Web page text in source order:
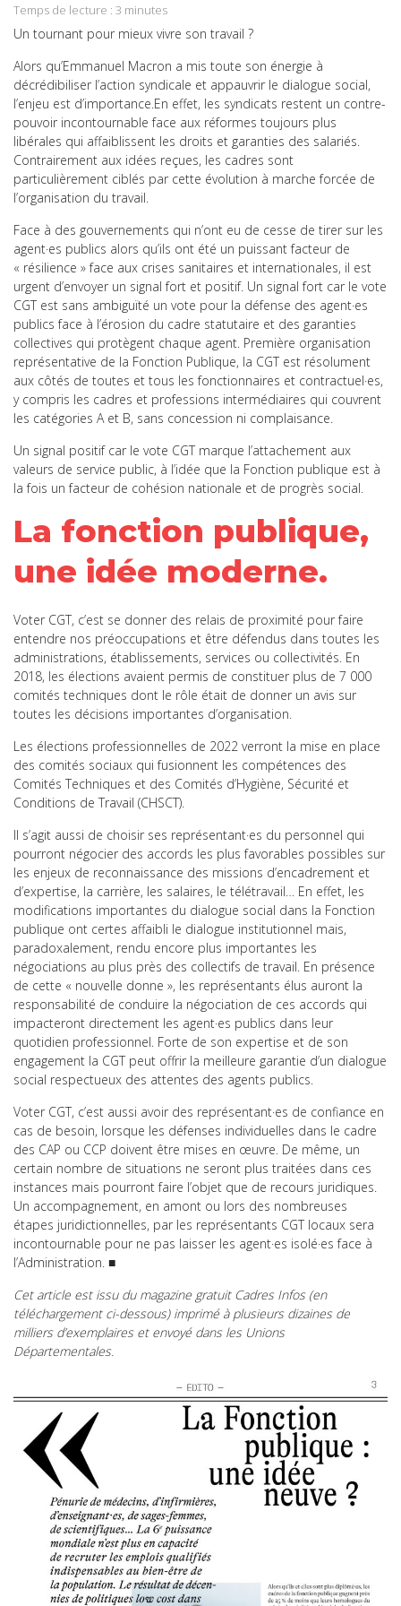
Email
Temps de lecture : 3 minutes
Un tournant pour mieux vivre son travail ?
Alors qu’Emmanuel Macron a mis toute son énergie à
décrédibiliser l’action syndicale et appauvrir le dialogue social,
l’enjeu est d’importance.En effet, les syndicats restent un contre-
pouvoir incontournable face aux réformes toujours plus
libérales qui affaiblissent les droits et garanties des salariés.
Contrairement aux idées reçues, les cadres sont
particulièrement ciblés par cette évolution à marche forcée de
l’organisation du travail.
Face à des gouvernements qui n’ont eu de cesse de tirer sur les
agent·es publics alors qu’ils ont été un puissant facteur de
« résilience » face aux crises sanitaires et internationales, il est
urgent d’envoyer un signal fort et positif. Un signal fort car le vote
CGT est sans ambiguïté un vote pour la défense des agent·es
publics face à l’érosion du cadre statutaire et des garanties
collectives qui protègent chaque agent. Première organisation
représentative de la Fonction Publique, la CGT est résolument
aux côtés de toutes et tous les fonctionnaires et contractuel·es,
y compris les cadres et professions intermédiaires qui couvrent
les catégories A et B, sans concession ni complaisance.
Un signal positif car le vote CGT marque l’attachement aux
valeurs de service public, à l’idée que la Fonction publique est à
la fois un facteur de cohésion nationale et de progrès social.
La fonction publique,
une idée moderne.
Voter CGT, c’est se donner des relais de proximité pour faire
entendre nos préoccupations et être défendus dans toutes les
administrations, établissements, services ou collectivités. En
2018, les élections avaient permis de constituer plus de 7 000
comités techniques dont le rôle était de donner un avis sur
toutes les décisions importantes d’organisation.
Les élections professionnelles de 2022 verront la mise en place
des comités sociaux qui fusionnent les compétences des
Comités Techniques et des Comités d’Hygiène, Sécurité et
Conditions de Travail (CHSCT).
Il s’agit aussi de choisir ses représentant·es du personnel qui
pourront négocier des accords les plus favorables possibles sur
les enjeux de reconnaissance des missions d’encadrement et
d’expertise, la carrière, les salaires, le télétravail… En effet, les
modifications importantes du dialogue social dans la Fonction
publique ont certes affaibli le dialogue institutionnel mais,
paradoxalement, rendu encore plus importantes les
négociations au plus près des collectifs de travail. En présence
de cette « nouvelle donne », les représentants élus auront la
responsabilité de conduire la négociation de ces accords qui
impacteront directement les agent·es publics dans leur
quotidien professionnel. Forte de son expertise et de son
engagement la CGT peut offrir la meilleure garantie d’un dialogue
social respectueux des attentes des agents publics.
Voter CGT, c’est aussi avoir des représentant·es de confiance en
cas de besoin, lorsque les défenses individuelles dans le cadre
des CAP ou CCP doivent être mises en œuvre. De même, un
certain nombre de situations ne seront plus traitées dans ces
instances mais pourront faire l’objet que de recours juridiques.
Un accompagnement, en amont ou lors des nombreuses
étapes juridictionnelles, par les représentants CGT locaux sera
incontournable pour ne pas laisser les agent·es isolé·es face à
l’Administration. ■
Cet article est issu du magazine gratuit Cadres Infos (en
téléchargement ci-dessous) imprimé à plusieurs dizaines de
milliers d’exemplaires et envoyé dans les Unions
Départementales.